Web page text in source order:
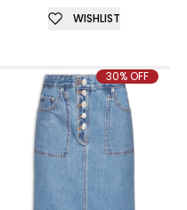
WISHLIST
30% OFF